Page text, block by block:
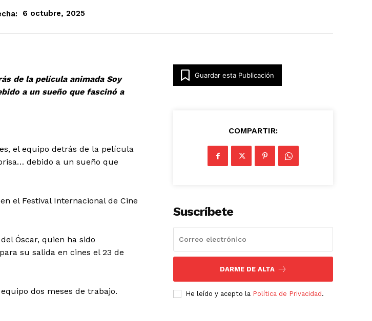
6 octubre, 2025
de la película animada Soy
a un sueño que fascinó a
el equipo detrás de la película
debido a un sueño que
el Festival Internacional de Cine
Óscar, quien ha sido
su salida en cines el 23 de
dos meses de trabajo.
Guardar esta Publicación
COMPARTIR:
Suscríbete
DARME DE ALTA
He leído y acepto la Política de Privacidad .